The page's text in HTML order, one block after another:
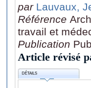
par Lauvaux,
Référence
travail et
Publication
Article révisé
DÉTAILS